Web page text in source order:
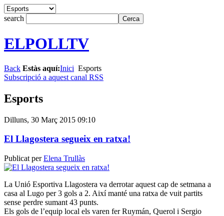
search
ELPOLLTV
Back Estàs aquí:Inici Esports
Subscripció a aquest canal RSS
Esports
Dilluns, 30 Març 2015 09:10
El Llagostera segueix en ratxa!
Publicat perElena Trullàs
La Unió Esportiva Llagostera va derrotar aquest cap de setmana a
casa al Lugo per 3 gols a 2. Així manté una ratxa de vuit partits
sense perdre sumant 43 punts.
Els gols de l’equip local els varen fer Ruymán, Querol i Sergio